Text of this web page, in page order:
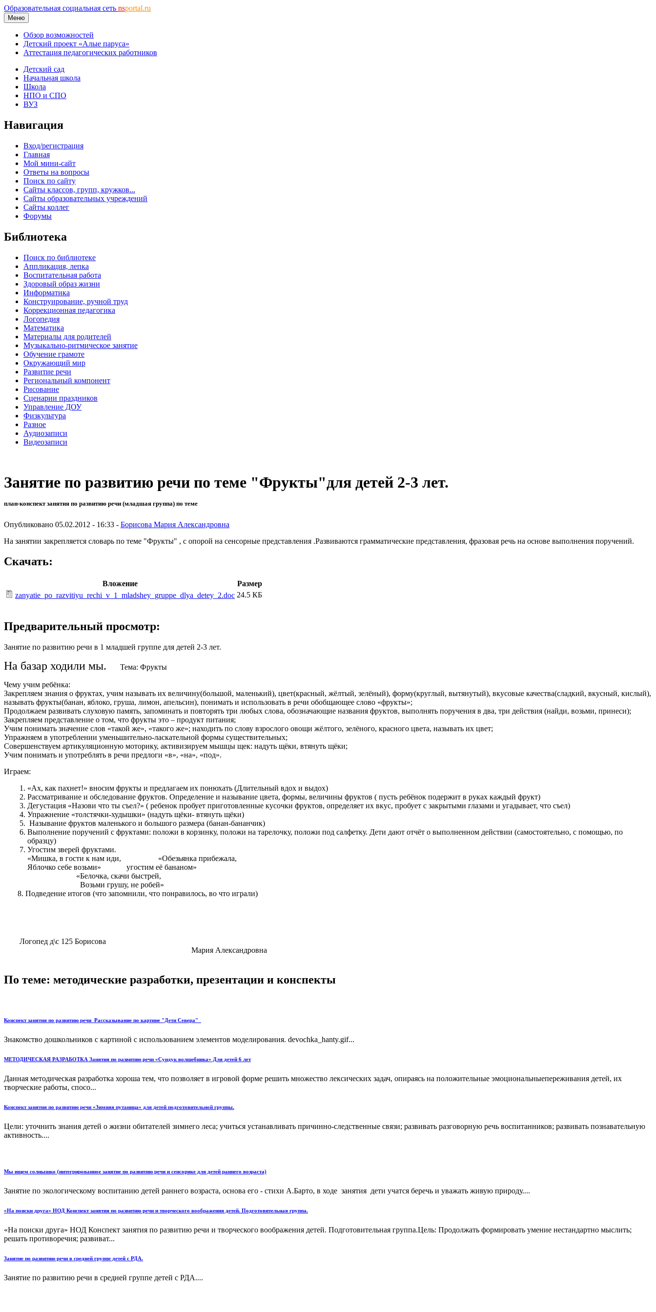
Образовательная социальная сеть nsportal.ru
Меню
Обзор возможностей
Детский проект «Алые паруса»
Аттестация педагогических работников
Детский сад
Начальная школа
Школа
НПО и СПО
ВУЗ
Навигация
Вход/регистрация
Главная
Мой мини-сайт
Ответы на вопросы
Поиск по сайту
Сайты классов, групп, кружков...
Сайты образовательных учреждений
Сайты коллег
Форумы
Библиотека
Поиск по библиотеке
Аппликация, лепка
Воспитательная работа
Здоровый образ жизни
Информатика
Конструирование, ручной труд
Коррекционная педагогика
Логопедия
Математика
Материалы для родителей
Музыкально-ритмическое занятие
Обучение грамоте
Окружающий мир
Развитие речи
Региональный компонент
Рисование
Сценарии праздников
Управление ДОУ
Физкультура
Разное
Аудиозаписи
Видеозаписи
Занятие по развитию речи по теме "Фрукты"для детей 2-3 лет.
план-конспект занятия по развитию речи (младшая группа) по теме
Опубликовано 05.02.2012 - 16:33 - Борисова Мария Александровна
На занятии закрепляется словарь по теме "Фрукты" , с опорой на сенсорные представления .Развиваются грамматические представления, фразовая речь на основе выполнения поручений.
Скачать:
Вложение
Размер
zanyatie_po_razvitiyu_rechi_v_1_mladshey_gruppe_dlya_detey_2.doc 24.5 КБ
Предварительный просмотр:
Занятие по развитию речи в 1 младшей группе для детей 2-3 лет.
На базар ходили мы. Тема: Фрукты
Чему учим ребёнка:
Закрепляем знания о фруктах, учим называть их величину(большой, маленький), цвет(красный, жёлтый, зелёный), форму(круглый, вытянутый), вкусовые качества(сладкий, вкусный, кислый),
называть фрукты(банан, яблоко, груша, лимон, апельсин), понимать и использовать в речи обобщающее слово «фрукты»;
Продолжаем развивать слуховую память, запоминать и повторять три любых слова, обозначающие названия фруктов, выполнять поручения в два, три действия (найди, возьми, принеси);
Закрепляем представление о том, что фрукты это – продукт питания;
Учим понимать значение слов «такой же», «такого же»; находить по слову взрослого овощи жёлтого, зелёного, красного цвета, называть их цвет;
Упражняем в употреблении уменьшительно-ласкательной формы существительных;
Совершенствуем артикуляционную моторику, активизируем мышцы щек: надуть щёки, втянуть щёки;
Учим понимать и употреблять в речи предлоги «в», «на», «под».
Играем:
«Ах, как пахнет!» вносим фрукты и предлагаем их понюхать (Длительный вдох и выдох)
Рассматривание и обследование фруктов. Определение и называние цвета, формы, величины фруктов ( пусть ребёнок подержит в руках каждый фрукт)
Дегустация «Назови что ты съел?» ( ребенок пробует приготовленные кусочки фруктов, определяет их вкус, пробует с закрытыми глазами и угадывает, что съел)
Упражнение «толстячки-худышки» (надуть щёки- втянуть щёки)
Называние фруктов маленького и большого размера (банан-бананчик)
Выполнение поручений с фруктами: положи в корзинку, положи на тарелочку, положи под салфетку. Дети дают отчёт о выполненном действии (самостоятельно, с помощью, по
образцу)
Угостим зверей фруктами.
«Мишка, в гости к нам иди, «Обезьянка прибежала,
Яблочко себе возьми» угостим её бананом»
«Белочка, скачи быстрей,
Возьми грушу, не робей»
8. Подведение итогов (что запомнили, что понравилось, во что играли)
Логопед д\с 125 Борисова
Мария Александровна
По теме: методические разработки, презентации и конспекты
Конспект занятия по развитию речи_Рассказывание по картине "Дети Севера"_
Знакомство дошкольников с картиной с использованием элементов моделирования. devochka_hanty.gif...
МЕТОДИЧЕСКАЯ РАЗРАБОТКА Занятия по развитию речи «Сундук волшебника» Для детей 6 лет
Данная методическая разработка хороша тем, что позволяет в игровой форме решить множество лексических задач, опираясь на положительные эмоциональныепереживания детей, их
творческие работы, спосо...
Конспект занятия по развитию речи «Зимняя путаница» для детей подготовительной группы.
Цели: уточнить знания детей о жизни обитателей зимнего леса; учиться устанавливать причинно-следственные связи; развивать разговорную речь воспитанников; развивать познавательную
активность....
Мы ищем солнышко (интегрированное занятие по развитию речи и сенсорике для детей раннего возраста)
Занятие по экологическому воспитанию детей раннего возраста, основа его - стихи А.Барто, в ходе занятия дети учатся беречь и уважать живую природу....
«На поиски друга» НОД Конспект занятия по развитию речи и творческого воображения детей. Подготовительная группа.
«На поиски друга» НОД Конспект занятия по развитию речи и творческого воображения детей. Подготовительная группа.Цель: Продолжать формировать умение нестандартно мыслить;
решать противоречия; развиват...
Занятие по развитию речи в средней группе детей с РДА.
Занятие по развитию речи в средней группе детей с РДА....